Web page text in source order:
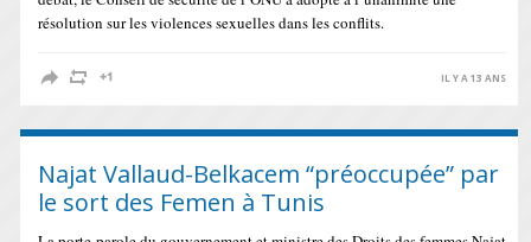
résolution sur les violences sexuelles dans les conflits.
IL Y A 13 ANS
Najat Vallaud-Be​lkacem “préoccupé​e” par
le sort des Femen à Tunis